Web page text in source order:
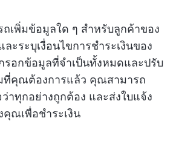
เพิ่มข้อมูลใด ๆ สำหรับลูกค้าของ
ะระบุเงื่อนไขการชำระเงินของ
อกข้อมูลที่จำเป็นทั้งหมดและปรับ
ที่คุณต้องการแล้ว คุณสามารถ
าทุกอย่างถูกต้อง และส่งใบแจ้ง
ณเพื่อชำระเงิน